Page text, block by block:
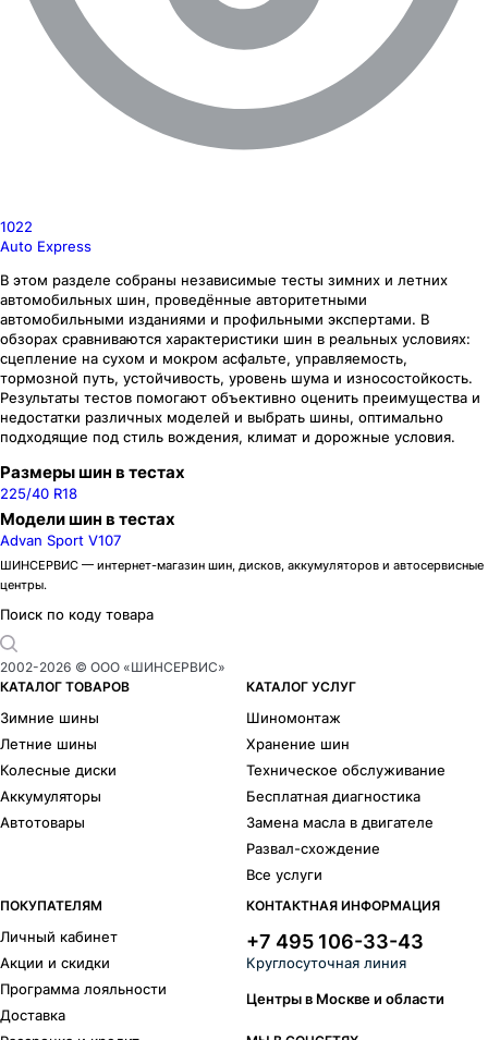
1022
Auto Express
В этом разделе собраны независимые тесты зимних и летних
автомобильных шин, проведённые авторитетными
автомобильными изданиями и профильными экспертами. В
обзорах сравниваются характеристики шин в реальных условиях:
сцепление на сухом и мокром асфальте, управляемость,
тормозной путь, устойчивость, уровень шума и износостойкость.
Результаты тестов помогают объективно оценить преимущества и
недостатки различных моделей и выбрать шины, оптимально
подходящие под стиль вождения, климат и дорожные условия.
Размеры шин в тестах
225/40 R18
Модели шин в тестах
Advan Sport V107
ШИНСЕРВИС — интернет-магазин шин, дисков, аккумуляторов и автосервисные
центры.
Поиск по коду товара
2002-2026 © ООО «ШИНСЕРВИС»
КАТАЛОГ ТОВАРОВ
Зимние шины
Летние шины
Колесные диски
Аккумуляторы
Автотовары
КАТАЛОГ УСЛУГ
Шиномонтаж
Хранение шин
Техническое обслуживание
Бесплатная диагностика
Замена масла в двигателе
Развал-схождение
Все услуги
ПОКУПАТЕЛЯМ
Личный кабинет
Акции и скидки
Программа лояльности
Доставка
КОНТАКТНАЯ ИНФОРМАЦИЯ
+7 495 106-33-43
Круглосуточная линия
Центры в Москве и области